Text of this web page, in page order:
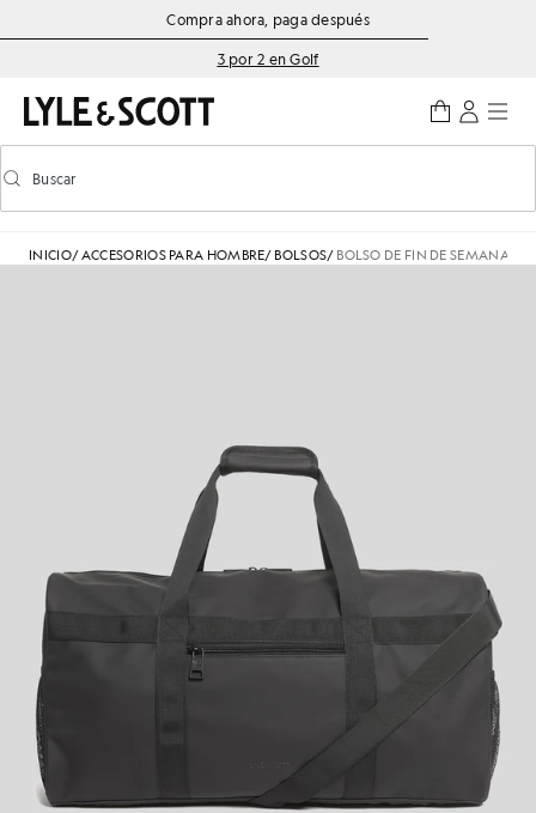
Saltar al contenido principal
Información de accesibilidadCompra ahora, paga después
3 por 2 en Golf
Activar/desactivar la búsqueda predictiva
Buscar
INICIO/ACCESORIOS PARA HOMBRE/ BOLSOS/ BOLSO DE FIN DE SEMANA